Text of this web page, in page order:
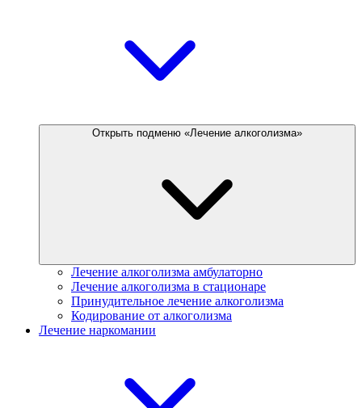
Открыть подменю «Лечение алкоголизма»
Лечение алкоголизма амбулаторно
Лечение алкоголизма в стационаре
Принудительное лечение алкоголизма
Кодирование от алкоголизма
Лечение наркомании